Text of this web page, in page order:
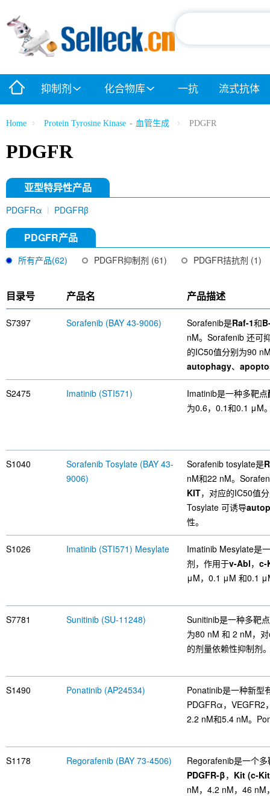
抑制剂 化合物库 一抗 流式抗体
Home Protein Tyrosine Kinase - 血管生成 PDGFR
PDGFR
亚型特异性产品
PDGFRα PDGFRβ
PDGFR产品
所有产品(62) PDGFR抑制剂 (61) PDGFR拮抗剂 (1)
目录号 产品名 产品描述
S7397 Sorafenib (BAY 43-9006) Sorafenib是Raf-1和
nM。Sorafenib 还可
的IC50值分别为90
autophagy、
S2475 Imatinib (STI571) Imatinib是一种多靶点
为0.6，0.1和0.1 μM
S1040
Sorafenib Tosylate (BAY 43-
9006)
Sorafenib tosylate是
nM和22 nM。
KIT，对应的IC50值
Tosylate 可诱导
性。
S1026 Imatinib (STI571) Mesylate
Imatinib Mesylate是
剂，作用于v-Abl， c-
μM，0.1 μM 和0.1
S7781 Sunitinib (SU-11248)
Sunitinib是一种多靶
为80 nM 和 2 nM，
的剂量依赖性抑制剂
S1490 Ponatinib (AP24534)
Ponatinib是一种新型
PDGFRα，VEGFR2
2.2 nM和5.4 nM。
S1178 Regorafenib (BAY 73-4506)
Regorafenib是一个
PDGFR-β， Kit (c-
nM，4.2 nM，46